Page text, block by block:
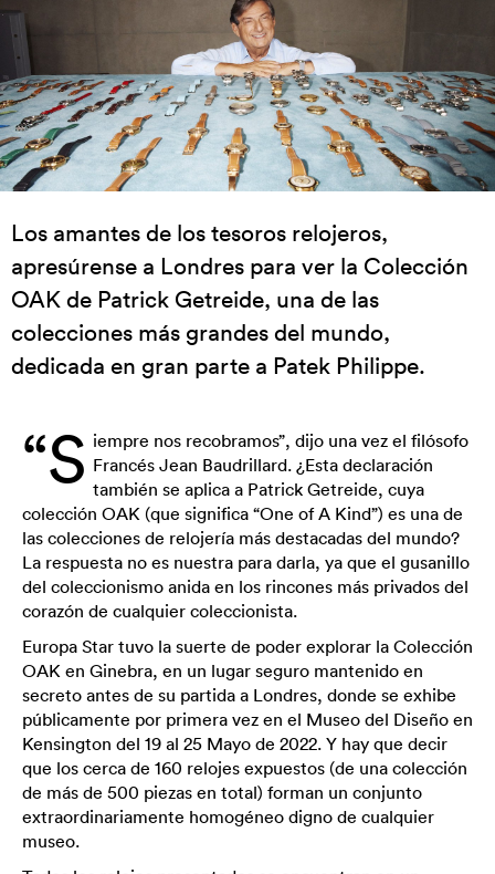
Los amantes de los tesoros relojeros,
apresúrense a Londres para ver la Colección
OAK de Patrick Getreide, una de las
colecciones más grandes del mundo,
dedicada en gran parte a Patek Philippe.
“S iempre nos recobramos”, dijo una vez el filósofo
Francés Jean Baudrillard. ¿Esta declaración
también se aplica a Patrick Getreide, cuya
colección OAK (que significa “One of A Kind”) es una de
las colecciones de relojería más destacadas del mundo?
La respuesta no es nuestra para darla, ya que el gusanillo
del coleccionismo anida en los rincones más privados del
corazón de cualquier coleccionista.
Europa Star tuvo la suerte de poder explorar la Colección
OAK en Ginebra, en un lugar seguro mantenido en
secreto antes de su partida a Londres, donde se exhibe
públicamente por primera vez en el Museo del Diseño en
Kensington del 19 al 25 Mayo de 2022. Y hay que decir
que los cerca de 160 relojes expuestos (de una colección
de más de 500 piezas en total) forman un conjunto
extraordinariamente homogéneo digno de cualquier
museo.